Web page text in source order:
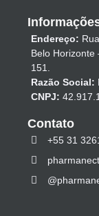
Endereço:
Belo Horizonte
151.
Razão Social:
CNPJ:
Contato
+55 31